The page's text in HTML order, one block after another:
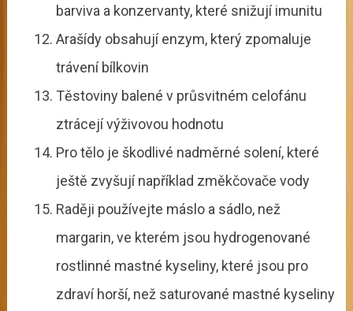
barviva a konzervanty, které snižují imunitu
Arašídy obsahují enzym, který zpomaluje
trávení bílkovin
Těstoviny balené v průsvitném celofánu
ztrácejí výživovou hodnotu
Pro tělo je škodlivé nadměrné solení, které
ještě zvyšují například změkčovače vody
Raději používejte máslo a sádlo, než
margarin, ve kterém jsou hydrogenované
rostlinné mastné kyseliny, které jsou pro
zdraví horší, než saturované mastné kyseliny